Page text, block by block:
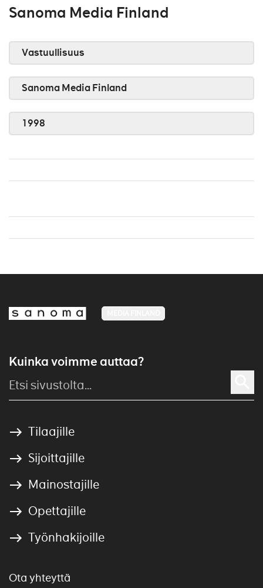
Sanoma Media Finland
Vastuullisuus
Sanoma Media Finland
1998
Kuinka voimme auttaa?
Tilaajille
Sijoittajille
Mainostajille
Opettajille
Työnhakijoille
Ota yhteyttä